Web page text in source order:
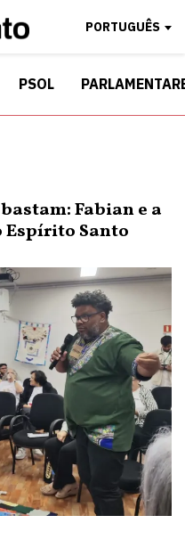
PORTUGUÊS
PSOL
Fabian e a
Espírito Santo